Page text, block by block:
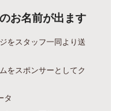
お名前が出ます
をスタッフ一同より送
をスポンサーとしてク
タ